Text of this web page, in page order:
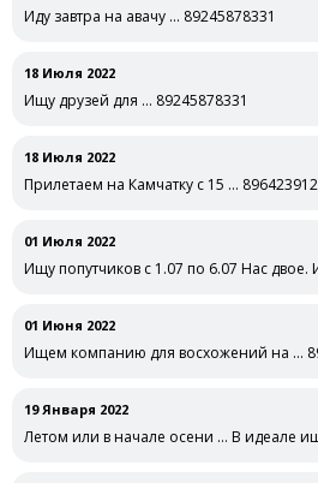
Иду завтра на авачу … 89245878331
18 Июля 2022
Ищу друзей для … 89245878331
18 Июля 2022
Прилетаем на Камчатку с 15 …
01 Июля 2022
Ищу попутчиков с 1.07 по 6.07 Нас
01 Июня 2022
Ищем компанию для восхожений на …
19 Января 2022
Летом или в начале осени … В идеале